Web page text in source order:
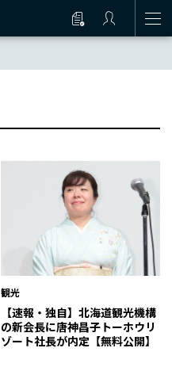
観光
【速報・独自】北海道観光機構
の新会長に唐神昌子トーホウリ
ゾート社長が内定【無料公開】